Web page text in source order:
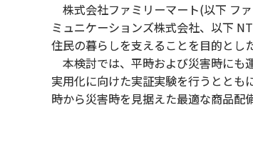
株式会社ファミリーマート(以下 フ
ミュニケーションズ株式会社、以下
住民の暮らしを支えることを目的とし
本検討では、平時および災害時にも
実用化に向けた実証実験を行うとと
時から災害時を見据えた最適な商品配